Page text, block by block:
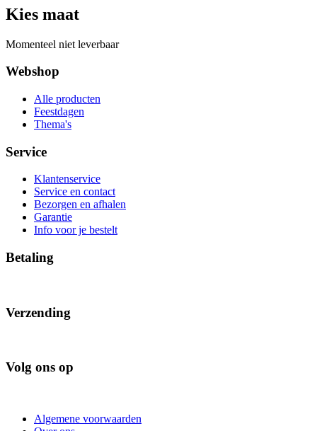
Kies maat
Momenteel niet leverbaar
Webshop
Alle producten
Feestdagen
Thema's
Service
Klantenservice
Service en contact
Bezorgen en afhalen
Garantie
Info voor je bestelt
Betaling
Verzending
Volg ons op
Algemene voorwaarden